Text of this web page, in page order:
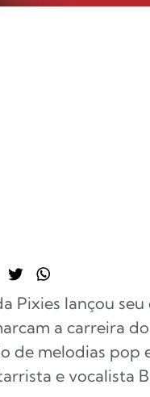
Pixies lançou
a carreira
de melodias
e vocalista